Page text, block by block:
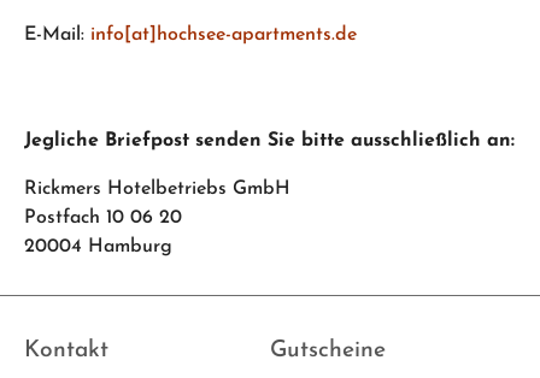
E-Mail: info[at]hochsee-apartments.de
Jegliche Briefpost senden Sie bitte ausschließlich an:
Rickmers Hotelbetriebs GmbH
Postfach 10 06 20
20004 Hamburg
Kontakt Gutscheine